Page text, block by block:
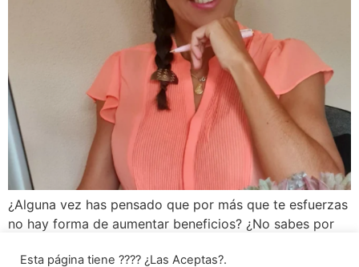
¿Alguna vez has pensado que por más que te esfuerzas
no hay forma de aumentar beneficios? ¿No sabes por
qué manera tus competidores están alcanzado mayor
Esta página tiene ???? ¿Las Aceptas?.